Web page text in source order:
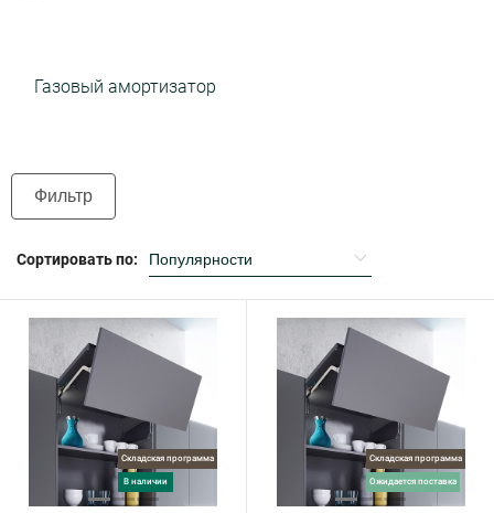
Газовый амортизатор
Фильтр
Сортировать по:
Складская программа
в наличии
Складская программа
ожидается поставка